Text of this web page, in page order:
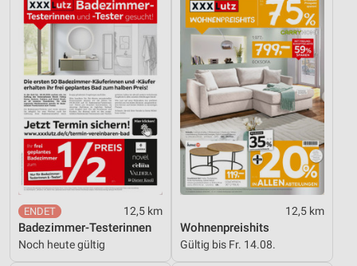
12,5 km
Badezimmer-Testerinnen
Noch heute gültig
12,5 km
Wohnenpreishits
Gültig bis Fr. 14.08.
Messung der Performance von Inhalten
Analyse von Zielgruppen durch Statistiken oder
Kombinationen von Daten aus verschiedenen
Quellen
Entwicklung und Verbesserung der Angebote
Verwendung reduzierter Daten zur Auswahl von
Inhalten
IAB-Besonderheiten:
Verwendung genauer Standortdaten
Geräte anhand von aktiv angeforderten
Informationen identifizieren